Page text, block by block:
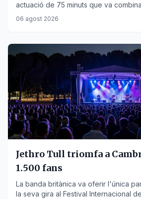
actuació de 75 minuts que va
electrònica i interacció amb el públic.
06 agost 2026
Jethro Tull triomfa a
1.500 fans
La banda britànica va oferir l'única
la seva gira al Festival Internacional